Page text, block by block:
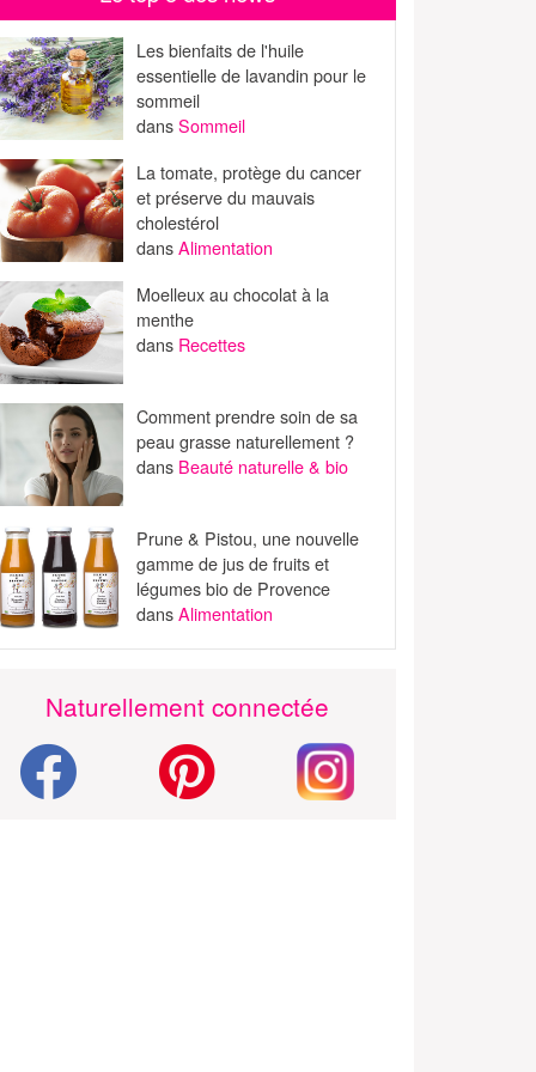
Les bienfaits de l'huile
essentielle de lavandin pour le
sommeil
dansSommeil
La tomate, protège du cancer
et préserve du mauvais
cholestérol
dansAlimentation
Moelleux au chocolat à la
menthe
dans Recettes
Comment prendre soin de sa
peau grasse naturellement ?
dans Beauté naturelle & bio
Prune & Pistou, une nouvelle
gamme de jus de fruits et
légumes bio de Provence
dansAlimentation
Naturellement connectée